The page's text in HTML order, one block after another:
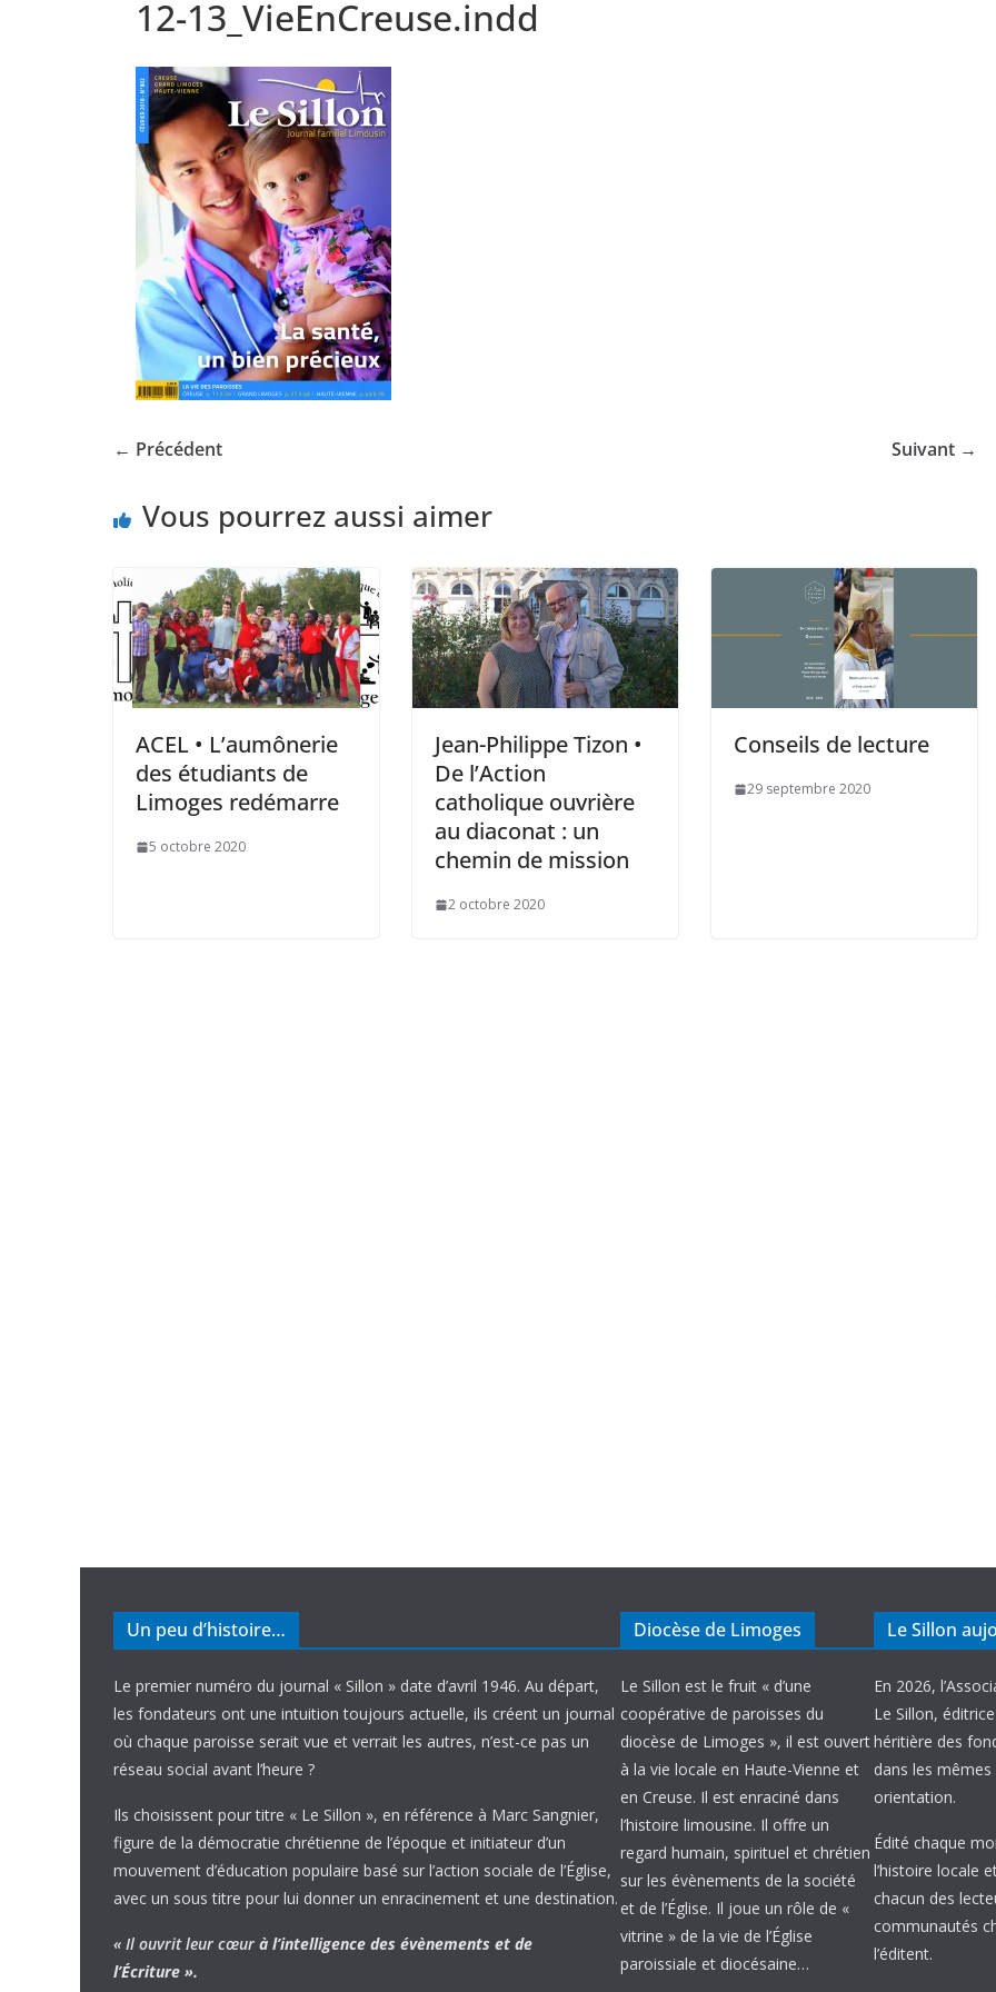
12-13_VieEnCreuse.indd
← Précédent Suivant →
Vous pourrez aussi aimer
ACEL • L’aumônerie
des étudiants de
Limoges redémarre
5 octobre 2020
Jean-Philippe Tizon •
De l’Action
catholique ouvrière
au diaconat : un
chemin de mission
2 octobre 2020
Conseils de lecture
29 septembre 2020
Un peu d’histoire…
Le premier numéro du journal « Sillon » date d’avril 1946. Au départ,
les fondateurs ont une intuition toujours actuelle, ils créent un journal
où chaque paroisse serait vue et verrait les autres, n’est-ce pas un
réseau social avant l’heure ?
Ils choisissent pour titre « Le Sillon », en référence à Marc Sangnier,
figure de la démocratie chrétienne de l’époque et initiateur d’un
mouvement d’éducation populaire basé sur l’action sociale de l’Église,
avec un sous titre pour lui donner un enracinement et une destination.
« Il ouvrit leur cœur à l’intelligence des évènements et de
l’Écriture ».
Diocèse de Limoges
Le Sillon est le fruit « d’une
coopérative de paroisses du
diocèse de Limoges », il est ouvert
à la vie locale en Haute-Vienne et
en Creuse. Il est enraciné dans
l’histoire limousine. Il offre un
regard humain, spirituel et chrétien
sur les évènements de la société
et de l’Église. Il joue un rôle de «
vitrine » de la vie de l’Église
paroissiale et diocésaine…
Le Sillon
En 2026,
Le Sillon,
héritière des
dans les
orientation.
Édité chaque
l’histoire locale
chacun des
communautés
l’éditent.